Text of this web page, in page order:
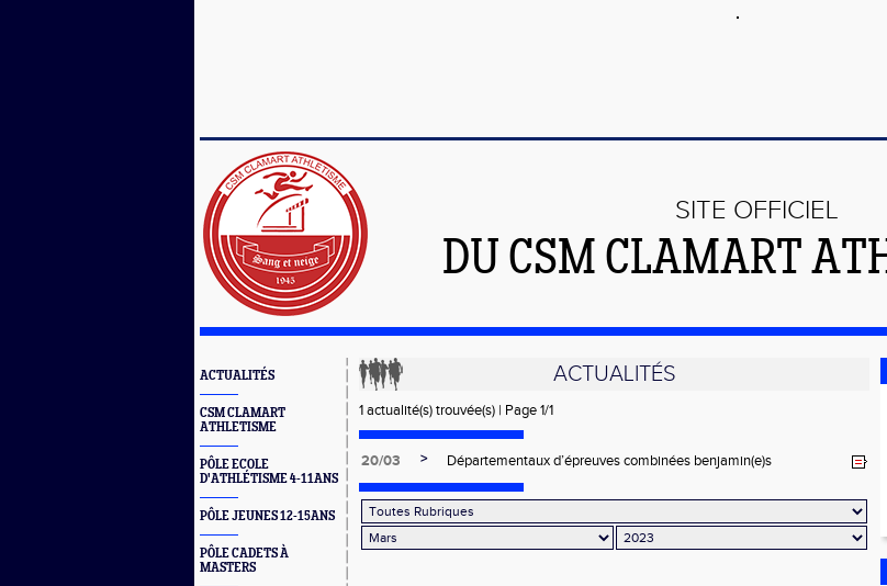
SITE OFFICIEL
DU CSM CLAMART
ACTUALITÉS
CSM CLAMART
ATHLETISME
PÔLE ECOLE
D'ATHLÉTISME 4-11ANS
PÔLE JEUNES 12-15ANS
PÔLE CADETS À
MASTERS
ACTUALITÉS
1 actualité(s) trouvée(s) | Page 1/1
20/03 > Départementaux d’épreuves combinées benjamin(e)s